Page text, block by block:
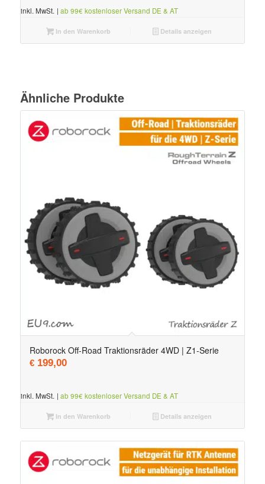
inkl. MwSt. | ab 99€ kostenloser Versand DE & AT
In den Warenkorb Details anzeigen
Ähnliche Produkte
Roborock Off-Road Traktionsräder 4WD | Z1-Serie
€199,00
inkl. MwSt. | ab 99€ kostenloser Versand DE & AT
In den Warenkorb Details anzeigen